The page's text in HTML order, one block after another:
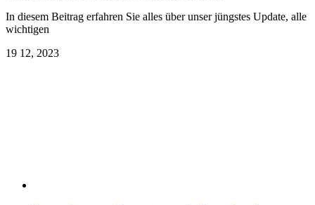
In diesem Beitrag erfahren Sie alles über unser jüngstes Update, alle
wichtigen
19 12, 2023